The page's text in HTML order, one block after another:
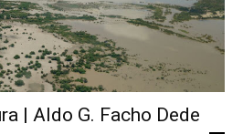
| Aldo G. Facho Dede